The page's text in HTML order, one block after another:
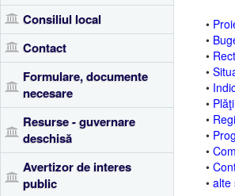
Consiliul local
Contact
Formulare, documente
necesare
Resurse - guvernare
deschisă
Avertizor de interes
public
•
•
•
•
•
•
•
•
•
•
• alte